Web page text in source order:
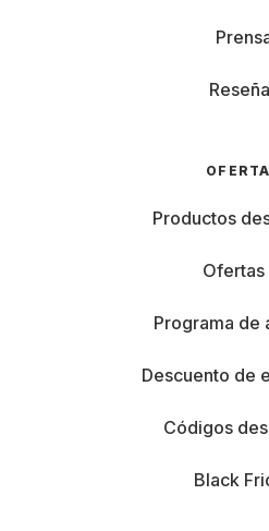
Productos
Ofertas
Programa de
Descuento de
Códigos
Black